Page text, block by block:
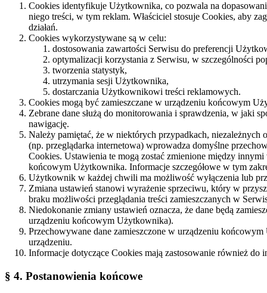
Cookies identyfikuje Użytkownika, co pozwala na
niego treści, w tym reklam. Właściciel stosuje Cookies, aby
działań.
Cookies wykorzystywane są w celu:
dostosowania zawartości Serwisu do preferencji
optymalizacji korzystania z Serwisu, w szczególności
tworzenia statystyk,
utrzymania sesji Użytkownika,
dostarczania Użytkownikowi treści reklamowych.
Cookies mogą być zamieszczane w urządzeniu końcowym
Zebrane dane służą do monitorowania i sprawdzenia, w jaki
nawigację.
Należy pamiętać, że w niektórych przypadkach, niezależnych
(np. przeglądarka internetowa) wprowadza domyślne
Cookies. Ustawienia te mogą zostać zmienione między
końcowym Użytkownika. Informacje szczegółowe w tym
Użytkownik w każdej chwili ma możliwość wyłączenia lub
Zmiana ustawień stanowi wyrażenie sprzeciwu, który w
braku możliwości przeglądania treści zamieszczanych w
Niedokonanie zmiany ustawień oznacza, że dane będą
urządzeniu końcowym Użytkownika).
Przechowywane dane zamieszczone w urządzeniu
urządzeniu.
Informacje dotyczące Cookies mają zastosowanie również
§ 4. Postanowienia końcowe